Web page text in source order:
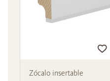
Zócalo insertable